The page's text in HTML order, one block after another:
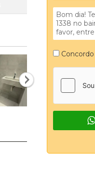
Concordo